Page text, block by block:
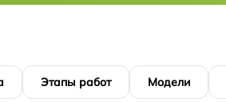
Этапы работ Модели